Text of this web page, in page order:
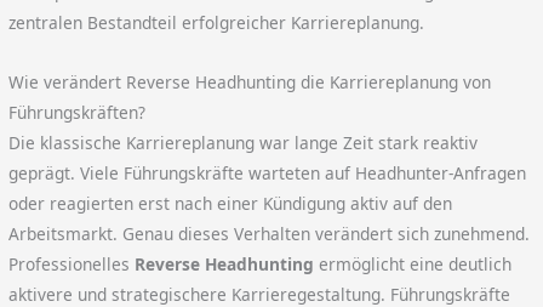
zentralen Bestandteil erfolgreicher Karriereplanung.
Wie verändert Reverse Headhunting die Karriereplanung von
Führungskräften?
Die klassische Karriereplanung war lange Zeit stark reaktiv
geprägt. Viele Führungskräfte warteten auf Headhunter-Anfragen
oder reagierten erst nach einer Kündigung aktiv auf den
Arbeitsmarkt. Genau dieses Verhalten verändert sich zunehmend.
Professionelles Reverse Headhunting ermöglicht eine deutlich
aktivere und strategischere Karrieregestaltung. Führungskräfte